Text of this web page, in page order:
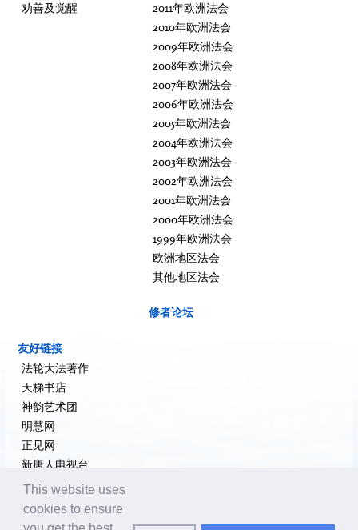
劝善及觉醒
2011年欧洲法会
2010年欧洲法会
2009年欧洲法会
2008年欧洲法会
2007年欧洲法会
2006年欧洲法会
2005年欧洲法会
2004年欧洲法会
2003年欧洲法会
2002年欧洲法会
2001年欧洲法会
2000年欧洲法会
1999年欧洲法会
欧洲地区法会
其他地区法会
修者论坛
友好链接
法轮大法著作
天梯书店
神韵艺术团
明慧网
正见网
新唐人电视台
大纪元新闻网
希望之声
追查国际
This website uses
cookies to ensure